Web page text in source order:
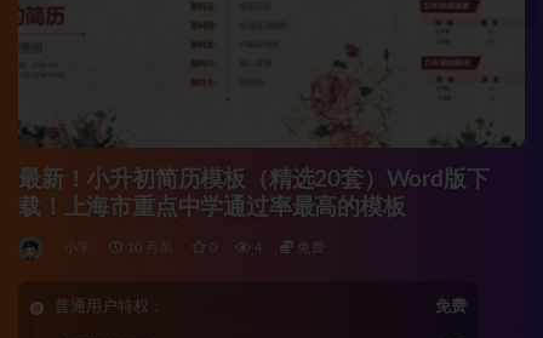
最新！小升初简历模板（精选20套）Word版下
载！上海市重点中学通过率最高的模板
小学 10 月前 0 4 免费
普通用户特权： 免费